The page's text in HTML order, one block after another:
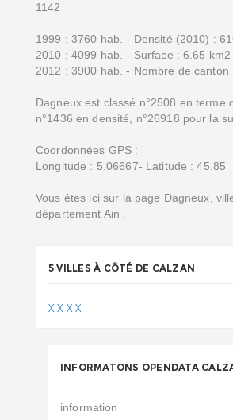
1142
1999 : 3760 hab. - Densité (2010) :
2010 : 4099 hab. - Surface : 6.65 km2
2012 : 3900 hab. - Nombre de canton
Dagneux est classé n°2508 en terme
n°1436 en densité, n°26918 pour la
Coordonnées GPS :
Longitude : 5.06667- Latitude : 45.85
Vous êtes ici sur la page Dagneux,
département Ain .
5 VILLES À CÔTÉ DE CALZAN
XX XX
INFORMATONS OPENDATA
information